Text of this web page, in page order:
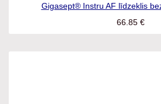
Gigasept® Instru AF līdzeklis
66.85€